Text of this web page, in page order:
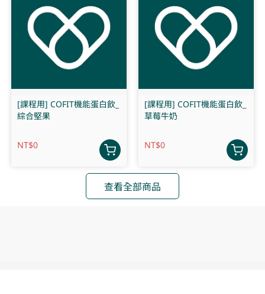
[課程用] COFIT機能蛋白飲_
綜合堅果
NT$0
[課程用] COFIT機能蛋白飲_
草莓牛奶
NT$0
查看全部商品